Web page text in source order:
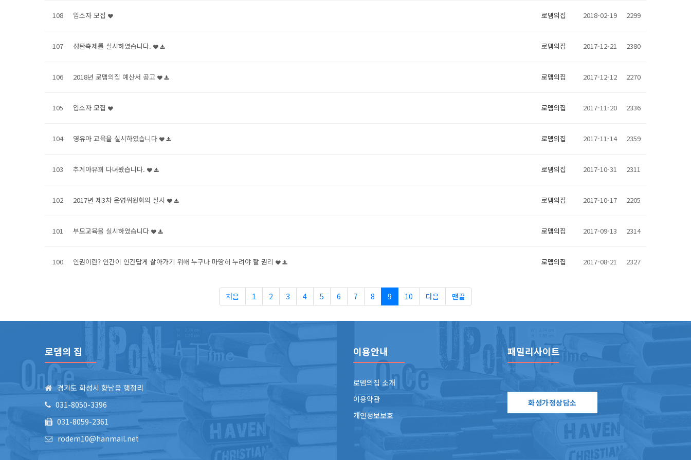
108 입소자 모집 로뎀의집 2018-02-19 2299
107 성탄축제를 실시하였습니다. 로뎀의집 2017-12-21 2380
106 2018년 로뎀의집 예산서 공고 로뎀의집 2017-12-12 2270
105 입소자 모집 로뎀의집 2017-11-20 2336
104 영유아 교육을 실시하였습니다 로뎀의집 2017-11-14 2359
103 추계야유회 다녀왔습니다. 로뎀의집 2017-10-31 2311
102 2017년 제3차 운영위원회의 실시 로뎀의집 2017-10-17 2205
101 부모교육을 실시하였습니다 로뎀의집 2017-09-13 2314
100 인권이란? 인간이 인간답게 살아가기 위해 누구나 마땅히 누려야 할 권리 로뎀의집 2017-08-21 2327
처음 1 2 3 4 5 6 7 8 9 10 다음 맨끝
로뎀의 집
경기도 화성시 향남읍 행정리
031-8050-3396
031-8059-2361
rodem10@hanmail.net
이용안내
로뎀의집 소개
이용약관
개인정보보호
패밀리사이트